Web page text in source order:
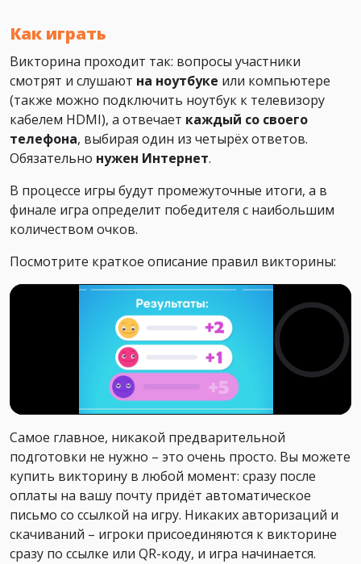
Как играть
Викторина проходит так: вопросы участники
смотрят и слушают на ноутбуке или компьютере
(также можно подключить ноутбук к телевизору
кабелем HDMI), а отвечает каждый со своего
телефона, выбирая один из четырёх ответов.
Обязательно нужен Интернет.
В процессе игры будут промежуточные итоги, а в
финале игра определит победителя с наибольшим
количеством очков.
Посмотрите краткое описание правил викторины:
Самое главное, никакой предварительной
подготовки не нужно – это очень просто. Вы можете
купить викторину в любой момент: сразу после
оплаты на вашу почту придёт автоматическое
письмо со ссылкой на игру. Никаких авторизаций и
скачиваний – игроки присоединяются к викторине
сразу по ссылке или QR-коду, и игра начинается.